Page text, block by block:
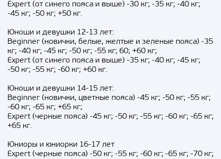
Expert (от синего пояса и выше) -30 кг; -35 кг; -40 кг;
-45 кг; -50 кг; +50 кг.
Юноши и девушки 12-13 лет:
Beginner (новички, белые, желтые и зеленые пояса) -35
кг; -40 кг; -45 кг; -50 кг; -55 кг; 60; +60 кг;
Expert (от синего пояса и выше) -35 кг; -40 кг; -45 кг;
-50 кг; -55 кг; -60 кг; +60 кг.
Юноши и девушки 14-15 лет:
Beginner (новички, цветные пояса) -45 кг; -50 кг; -55 кг;
-60 кг; -65 кг; +65 кг;
Expert (черные пояса) -45 кг; -50 кг; -55 кг; -60 кг; -65 кг;
+65 кг.
Юниоры и юниорки 16-17 лет
Expert (черные пояса) -50 кг; -55 кг; -60 кг; -65 кг; -70 кг;